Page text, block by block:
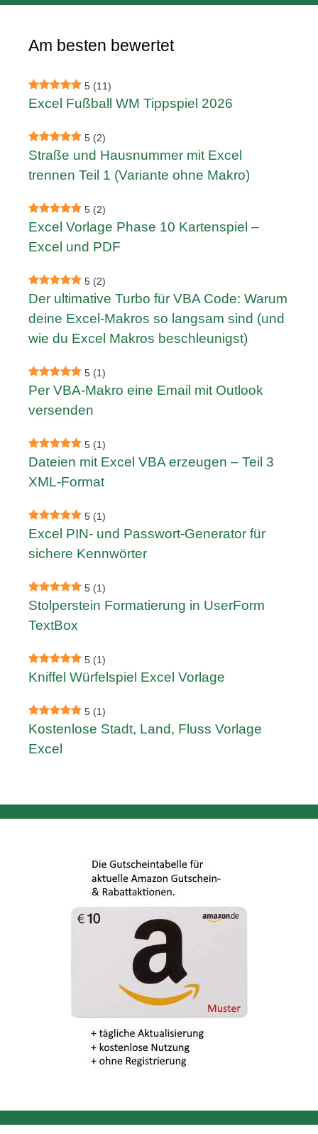
Am besten bewertet
5 (11)
Excel Fußball WM Tippspiel 2026
5 (2)
Straße und Hausnummer mit Excel
trennen Teil 1 (Variante ohne Makro)
5 (2)
Excel Vorlage Phase 10 Kartenspiel –
Excel und PDF
5 (2)
Der ultimative Turbo für VBA Code: Warum
deine Excel-Makros so langsam sind (und
wie du Excel Makros beschleunigst)
5 (1)
Per VBA-Makro eine Email mit Outlook
versenden
5 (1)
Dateien mit Excel VBA erzeugen – Teil 3
XML-Format
5 (1)
Excel PIN- und Passwort-Generator für
sichere Kennwörter
5 (1)
Stolperstein Formatierung in UserForm
TextBox
5 (1)
Kniffel Würfelspiel Excel Vorlage
5 (1)
Kostenlose Stadt, Land, Fluss Vorlage
Excel